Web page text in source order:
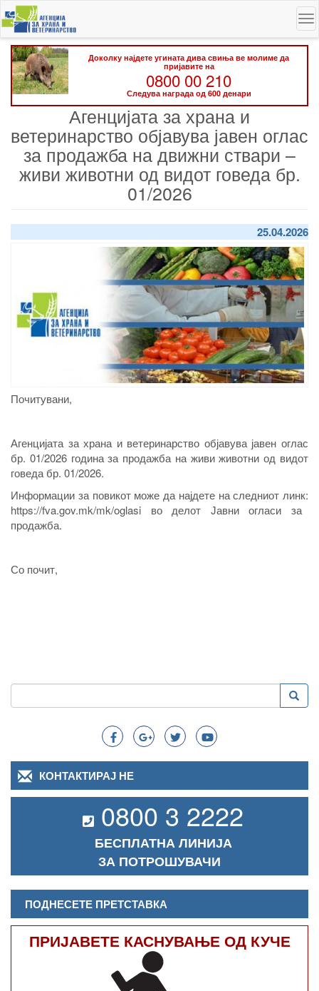
Skip
to
main
content
Доколку најдете угината дива свиња ве молиме да
пријавите на
0800 00 210
Следува награда од 600 денари
Агенцијата за храна и
ветеринарство објавува јавен оглас
за продажба на движни ствари –
живи животни од видот говеда бр.
01/2026
25.04.2026
Почитувани,
Агенцијата за храна и ветеринарство објавува јавен оглас
бр. 01/2026 година за продажба на живи животни од видот
говеда бр. 01/2026.
Информации за повикот може да најдете на следниот линк:
https://fva.gov.mk/mk/oglasi во делот Јавни огласи за
продажба.
Со почит,
Search
Пребарување
КОНТАКТИРАЈ НЕ
0800 3 2222
БЕСПЛАТНА ЛИНИЈА
ЗА ПОТРОШУВАЧИ
ПОДНЕСЕТЕ ПРЕТСТАВКА
ПРИЈАВЕТЕ КАСНУВАЊЕ ОД КУЧЕ